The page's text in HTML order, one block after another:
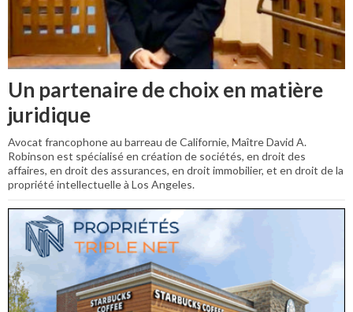
Un partenaire de choix en matière
juridique
Avocat francophone au barreau de Californie, Maître David A.
Robinson est spécialisé en création de sociétés, en droit des
affaires, en droit des assurances, en droit immobilier, et en droit de la
propriété intellectuelle à Los Angeles.